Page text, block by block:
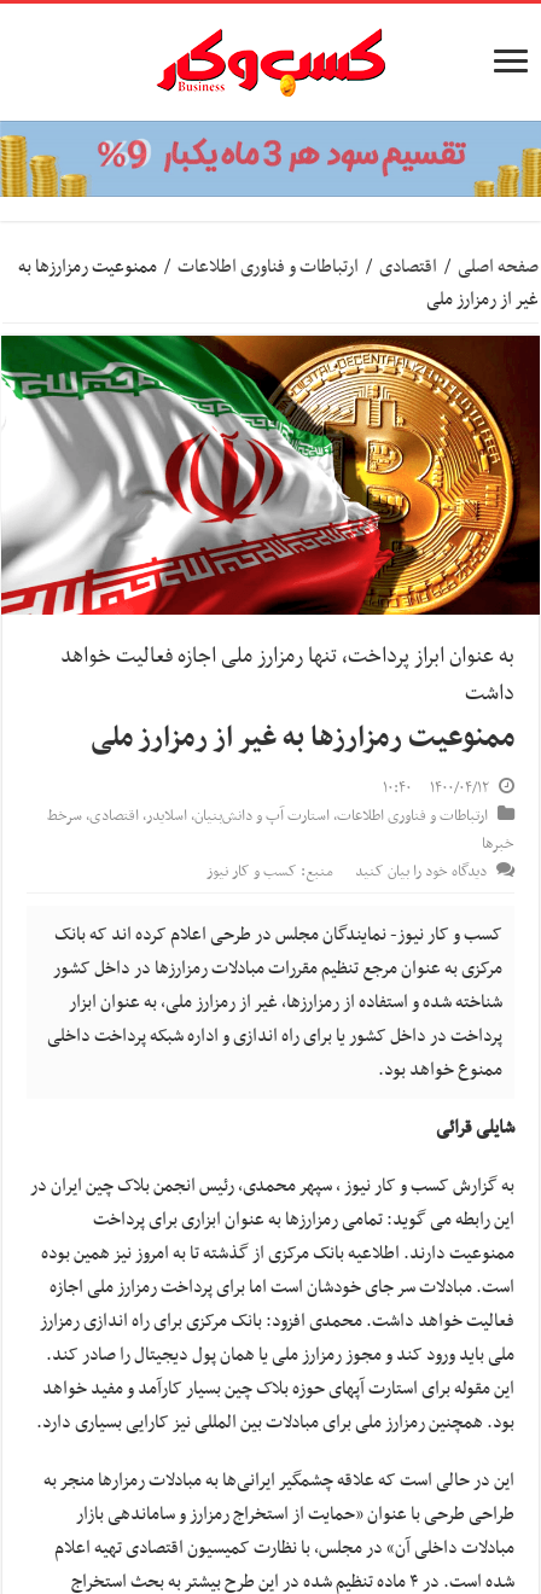
صفحه اصلی / اقتصادی / ارتباطات و فناوری اطلاعات / ممنوعیت رمزارزها به
غیر از رمزارز ملی
به عنوان ابراز پرداخت، تنها رمزارز ملی اجازه فعالیت خواهد
داشت
ممنوعیت رمزارزها به غیر از رمزارز ملی
۱۴۰۰/۰۴/۱۲
۱۰:۴۰
ارتباطات و فناوری اطلاعات,استارت آپ‌ و دانش‌بنیان‌,اسلایدر,اقتصادی,سرخط
خبرها
دیدگاه خود را بیان کنید
منبع: کسب و کار نیوز
کسب و کار نیوز- نمایندگان مجلس در طرحی اعلام کرده اند که بانک
مرکزی به عنوان مرجع تنظیم مقررات مبادلات رمزارزها در داخل کشور
شناخته شده و استفاده از رمزارزها، غیر از رمزارز ملی، به عنوان ابزار
پرداخت در داخل کشور یا برای راه اندازی و اداره شبکه پرداخت داخلی
ممنوع خواهد بود.
شایلی قرائی
به گزارش کسب و کار نیوز ، سپهر محمدی، رئیس انجمن بلاک چین ایران در
این رابطه می گوید: تمامی رمزارزها به عنوان ابزاری برای پرداخت
ممنوعیت دارند. اطلاعیه بانک مرکزی از گذشته تا به امروز نیز همین بوده
است. مبادلات سر جای خودشان است اما برای پرداخت رمزارز ملی اجازه
فعالیت خواهد داشت. محمدی افزود: بانک مرکزی برای راه اندازی رمزارز
ملی باید ورود کند و مجوز رمزارز ملی یا همان پول دیجیتال را صادر کند.
این مقوله برای استارت آپهای حوزه بلاک چین بسیار کارآمد و مفید خواهد
بود. همچنین رمزارز ملی برای مبادلات بین المللی نیز کارایی بسیاری دارد.
این در حالی است که علاقه چشمگیر ایرانی‌ها به مبادلات رمزارها منجر به
طراحی طرحی با عنوان «حمایت از استخراج رمزارز و ساماندهی بازار
مبادلات داخلی آن» در مجلس، با نظارت کمیسیون اقتصادی تهیه اعلام
شده است. در ۴ ماده تنظیم شده در این طرح بیشتر به بحث استخراج